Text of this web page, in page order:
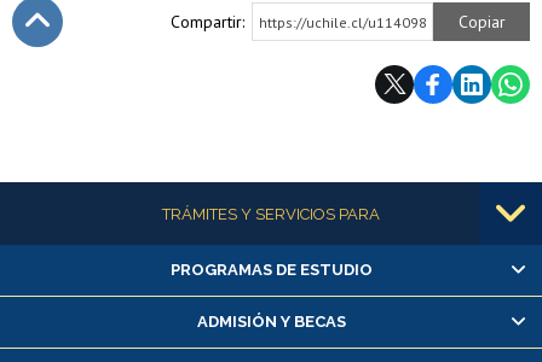
Compartir: https://uchile.cl/u114098 Copiar
Más informaciónTRÁMITES Y SERVICIOS PARA
Alumnas/os y exalumnas/os
Matrícula en línea
Inscripción y cambio de asignaturas
PROGRAMAS DE ESTUDIO
ADMISIÓN Y BECAS